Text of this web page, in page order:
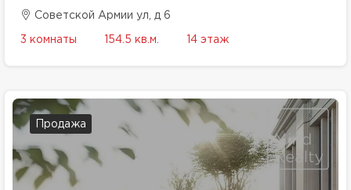
Советской Армии ул, д 6
3 комнаты 154.5 кв.м. 14 этаж
Продажа